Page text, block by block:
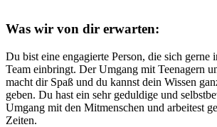
Was wir von dir erwarten:
Du bist eine engagierte Person, die sich gerne
Team einbringt. Der Umgang mit Teenagern
macht dir Spaß und du kannst dein Wissen
geben. Du hast ein sehr geduldige und
Umgang mit den Mitmenschen und arbeitest
Zeiten.